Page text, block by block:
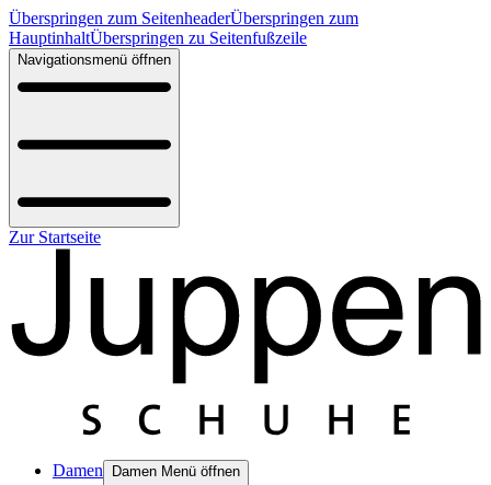
Überspringen zum SeitenheaderÜberspringen zum
HauptinhaltÜberspringen zu Seitenfußzeile
Navigationsmenü öffnen
Zur Startseite
Damen Damen Menü öffnen